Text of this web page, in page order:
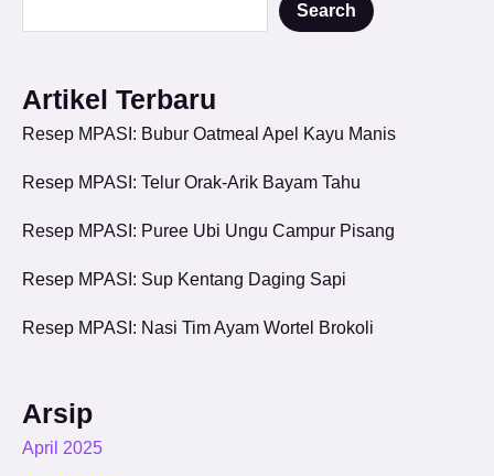
Search
Artikel Terbaru
Resep MPASI: Bubur Oatmeal Apel Kayu Manis
Resep MPASI: Telur Orak-Arik Bayam Tahu
Resep MPASI: Puree Ubi Ungu Campur Pisang
Resep MPASI: Sup Kentang Daging Sapi
Resep MPASI: Nasi Tim Ayam Wortel Brokoli
Arsip
April 2025